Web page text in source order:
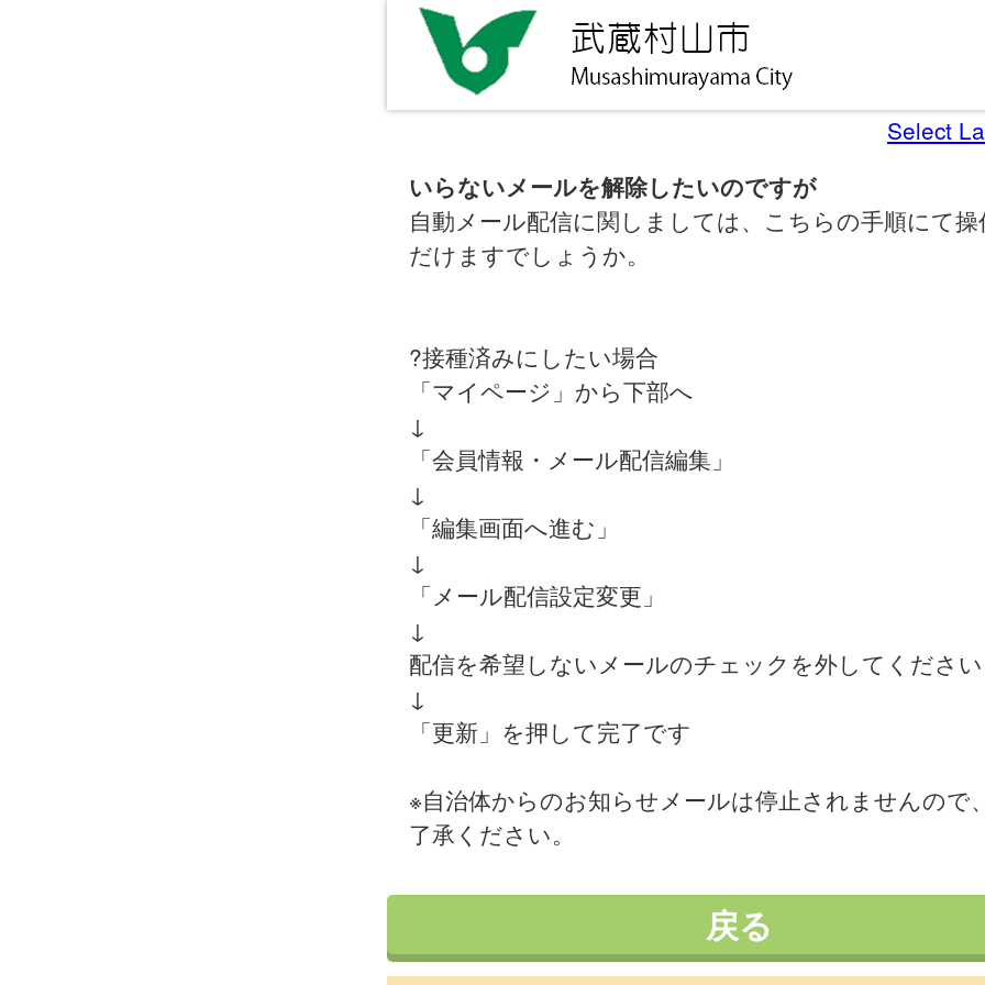
Select
いらないメールを解除したいのですが
自動メール配信に関しましては、こちらの手順にて
だけますでしょうか。
?接種済みにしたい場合
「マイページ」から下部へ
↓
「会員情報・メール配信編集」
↓
「編集画面へ進む」
↓
「メール配信設定変更」
↓
配信を希望しないメールのチェックを外してください
↓
「更新」を押して完了です
※自治体からのお知らせメールは停止されませんので
了承ください。
戻る